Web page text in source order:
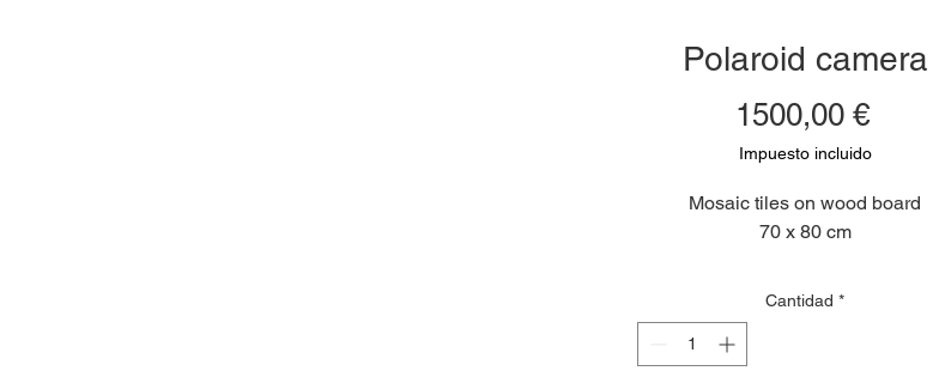
Polaroid camera
1500,00 €Precio
Impuesto incluido
Mosaic tiles on wood board
70 x 80 cm
Cantidad *